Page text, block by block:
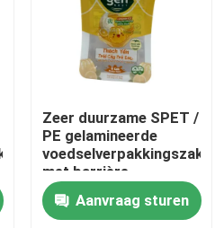
Zeer duurzame SPET /
PE gelamineerde
voedselverpakkingszak
met barrière
Aanvraag sturen